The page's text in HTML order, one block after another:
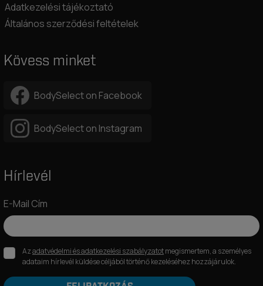
Adatkezelési tájékoztató
Általános szerződési feltételek
Kövess minket
BodySelect on Facebook
BodySelect on Instagram
Hírlevél
E-Mail Cím
Azadatvédelmi és adatkezelési szabályzatotmegismertem, a személyes
adataim hírlevél küldése céljából történő kezeléséhez hozzájárulok.